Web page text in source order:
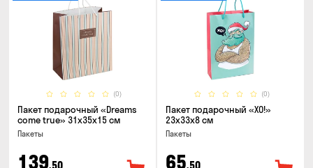
(0)
Пакет подарочный «Dreams
come true» 31x35x15 см
Пакеты
139
(0)
Пакет подарочный «ХО!»
23x33x8 см
Пакеты
65